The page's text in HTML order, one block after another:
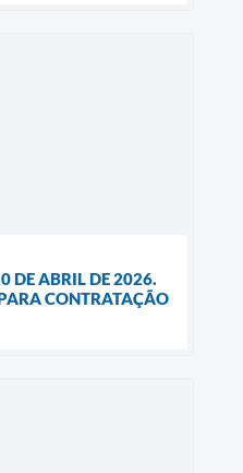
DE ABRIL DE 2026.
CONTRATAÇÃO